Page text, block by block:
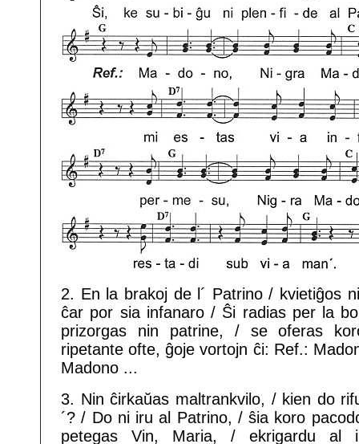
2. En la brakoj de l´ Patrino / kvietiĝos
ĉar por sia infanaro / Ŝi radias per la
prizorgas nin patrine, / se oferas
ripetante ofte, ĝoje vortojn ĉi: Ref.:
Madono ...
3. Nin ĉirkaŭas maltrankvilo, / kien do
´? / Do ni iru al Patrino, / ŝia koro
petegas Vin, Maria, / ekrigardu al